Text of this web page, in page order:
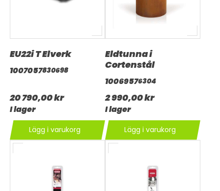
EU22i T Elverk
1007057830698
20 790,00 kr
I lager
Lägg i varukorg
Eldtunna i
Cortenstål
10069576304
2 990,00 kr
I lager
Lägg i varukorg